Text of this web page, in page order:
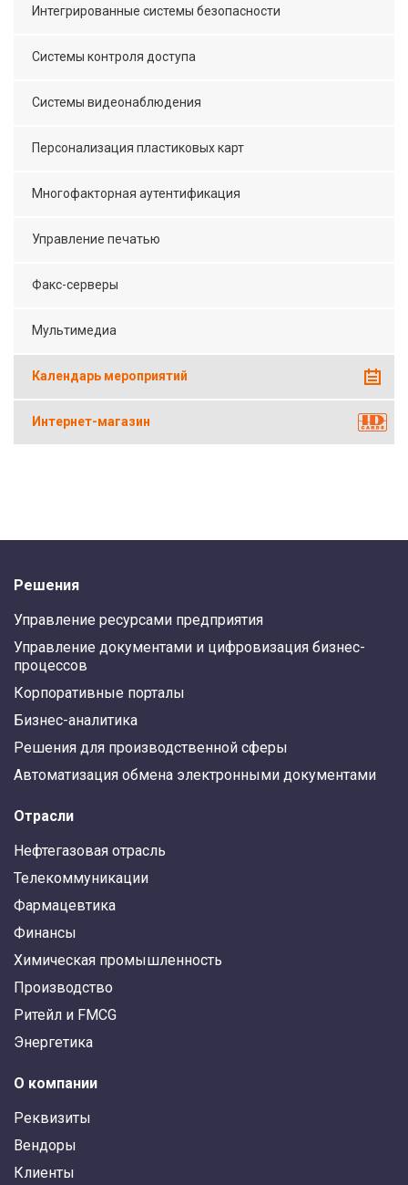
Интегрированные системы безопасности
Системы контроля доступа
Системы видеонаблюдения
Персонализация пластиковых карт
Многофакторная аутентификация
Управление печатью
Факс-серверы
Мультимедиа
Календарь мероприятий
Интернет-магазин
Решения
Управление ресурсами предприятия
Управление документами и цифровизация бизнес-
процессов
Корпоративные порталы
Бизнес-аналитика
Решения для производственной сферы
Автоматизация обмена электронными документами
Отрасли
Нефтегазовая отрасль
Телекоммуникации
Фармацевтика
Финансы
Химическая промышленность
Производство
Ритейл и FMCG
Энергетика
О компании
Реквизиты
Вендоры
Клиенты